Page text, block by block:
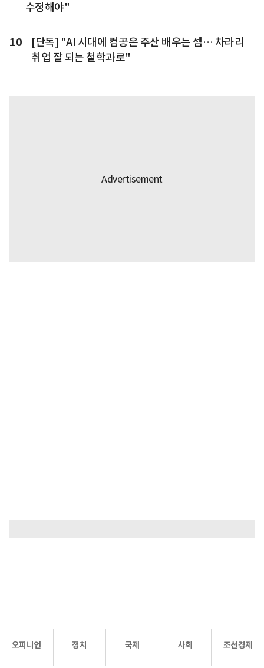
수정해야"
10
[단독] "AI 시대에 컴공은 주산 배우는 셈… 차라리
취업 잘 되는 철학과로"
오피니언 정치 국제 사회 조선경제